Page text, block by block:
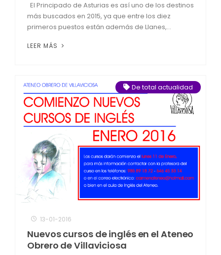
El Principado de Asturias es así uno de los destinos
más buscados en 2015, ya que entre los diez
primeros puestos están además de Llanes,...
LEER MÁS
De total actualidad
13-01-2016
Nuevos cursos de inglés en el Ateneo
Obrero de Villaviciosa